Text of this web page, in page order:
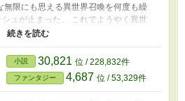
無限にも思える異世界召喚を何度も繰
ュが止まった。 これでようやく異世
るつよつよ美少女ドラゴンのエルシー
く間に崩れ去ってしまった。 なん
世界へと召喚されてしまったのだ。
くなるけど、勇者として魔王を倒して
外れスキルの所持者のようで、扱いも
小説 30,821 位 / 228,832件
ファンタジー 4,687 位 / 53,329件